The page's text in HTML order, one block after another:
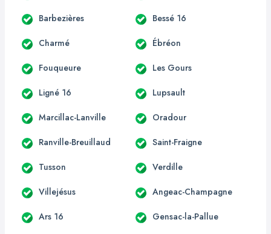
Barbezières Bessé 16
Charmé Ébréon
Fouqueure Les Gours
Ligné 16 Lupsault
Marcillac-Lanville Oradour
Ranville-Breuillaud Saint-Fraigne
Tusson Verdille
Villejésus Angeac-Champagne
Ars 16 Gensac-la-Pallue